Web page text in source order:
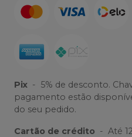
Pix - 5% de desconto.
pagamento estão
do seu pedido.
Cartão de crédito - Até